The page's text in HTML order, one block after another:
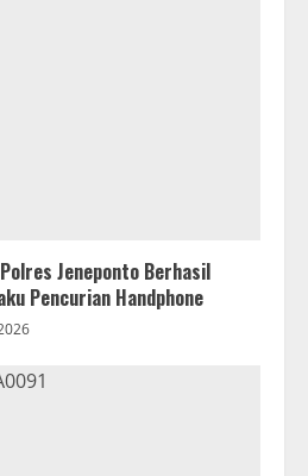
Jeneponto Berhasil
Pencurian Handphone